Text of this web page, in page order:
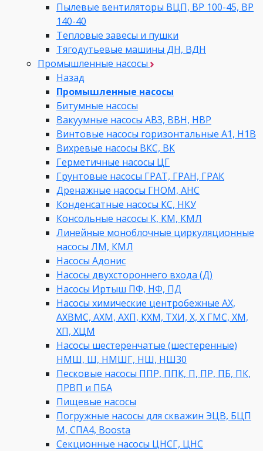
Пылевые вентиляторы ВЦП, ВР 100-45, ВР
140-40
Тепловые завесы и пушки
Тягодутьевые машины ДН, ВДН
Промышленные насосы
Назад
Промышленные насосы
Битумные насосы
Вакуумные насосы АВЗ, ВВН, НВР
Винтовые насосы горизонтальные А1, Н1В
Вихревые насосы ВКС, ВК
Герметичные насосы ЦГ
Грунтовые насосы ГРАТ, ГРАН, ГРАК
Дренажные насосы ГНОМ, АНС
Конденсатные насосы КС, НКУ
Консольные насосы К, КМ, КМЛ
Линейные моноблочные циркуляционные
насосы ЛМ, КМЛ
Насосы Адонис
Насосы двухстороннего входа (Д)
Насосы Иртыш ПФ, НФ, ПД
Насосы химические центробежные АХ,
АХВМС, АХМ, АХП, КХМ, ТХИ, Х, Х ГМС, ХМ,
ХП, ХЦМ
Насосы шестеренчатые (шестеренные)
НМШ, Ш, НМШГ, НШ, НШ30
Песковые насосы ППР, ППК, П, ПР, ПБ, ПК,
ПРВП и ПБА
Пищевые насосы
Погружные насосы для скважин ЭЦВ, БЦП
М, СПА4, Boosta
Секционные насосы ЦНСГ, ЦНС